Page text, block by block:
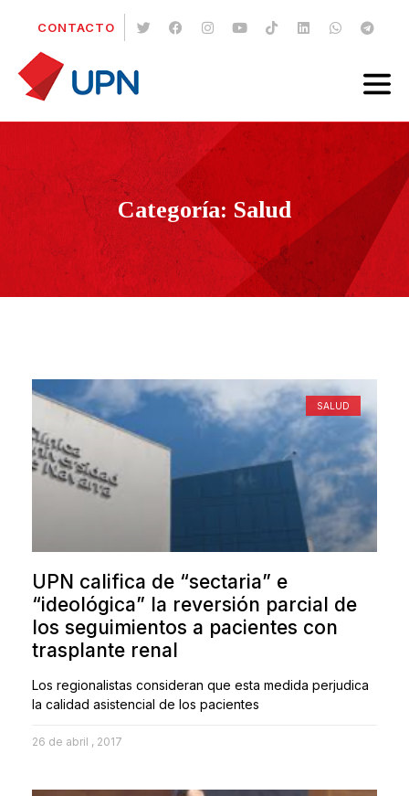
CONTACTO
Categoría: Salud
SALUD
UPN califica de “sectaria” e
“ideológica” la reversión parcial de
los seguimientos a pacientes con
trasplante renal
Los regionalistas consideran que esta medida perjudica
la calidad asistencial de los pacientes
26 de abril , 2017